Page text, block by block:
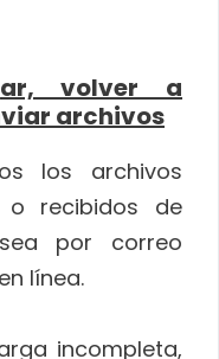
volver a
archivos
los archivos
o recibidos de
por correo
línea.
incompleta,